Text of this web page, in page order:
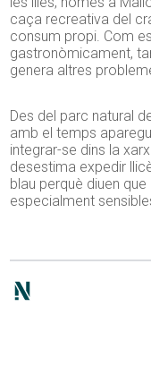
caça recreativa del
consum propi. Com
gastronòmicament,
genera altres
Des del parc natural
amb el temps
integrar-se dins la
desestima expedir
blau perquè diuen
especialment